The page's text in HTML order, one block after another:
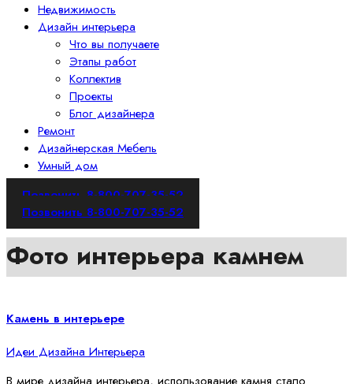
Недвижимость
Дизайн интерьера
Что вы получаете
Этапы работ
Коллектив
Проекты
Блог дизайнера
Ремонт
Дизайнерская Мебель
Умный дом
Позвонить 8-800-707-35-52
Позвонить 8-800-707-35-52
Фото интерьера камнем
Камень в интерьере
Идеи Дизайна Интерьера